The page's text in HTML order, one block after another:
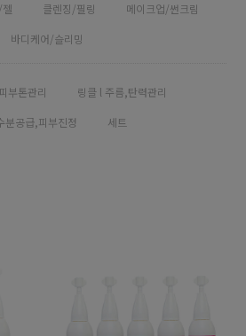
클렌징/필링
메이크업/썬크림
바디케어/슬리밍
부톤관리
링클 l 주름,탄력관리
분공급,피부진정
세트